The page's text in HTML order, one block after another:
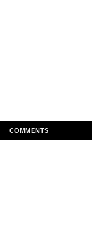
COMMENTS